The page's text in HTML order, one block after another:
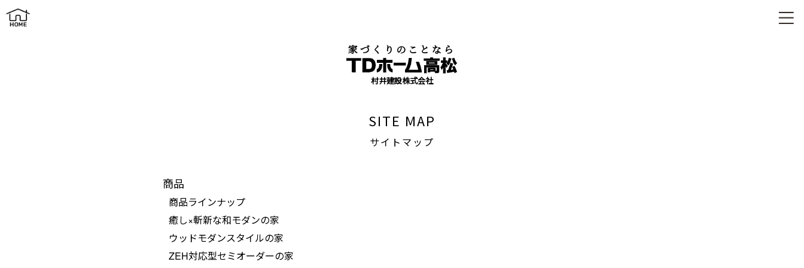
家づくりのことなら
村井建設株式会社
SITE MAP
サイトマップ
商品
商品ラインナップ
癒し×斬新な和モダンの家
ウッドモダンスタイルの家
ZEH対応型セミオーダーの家